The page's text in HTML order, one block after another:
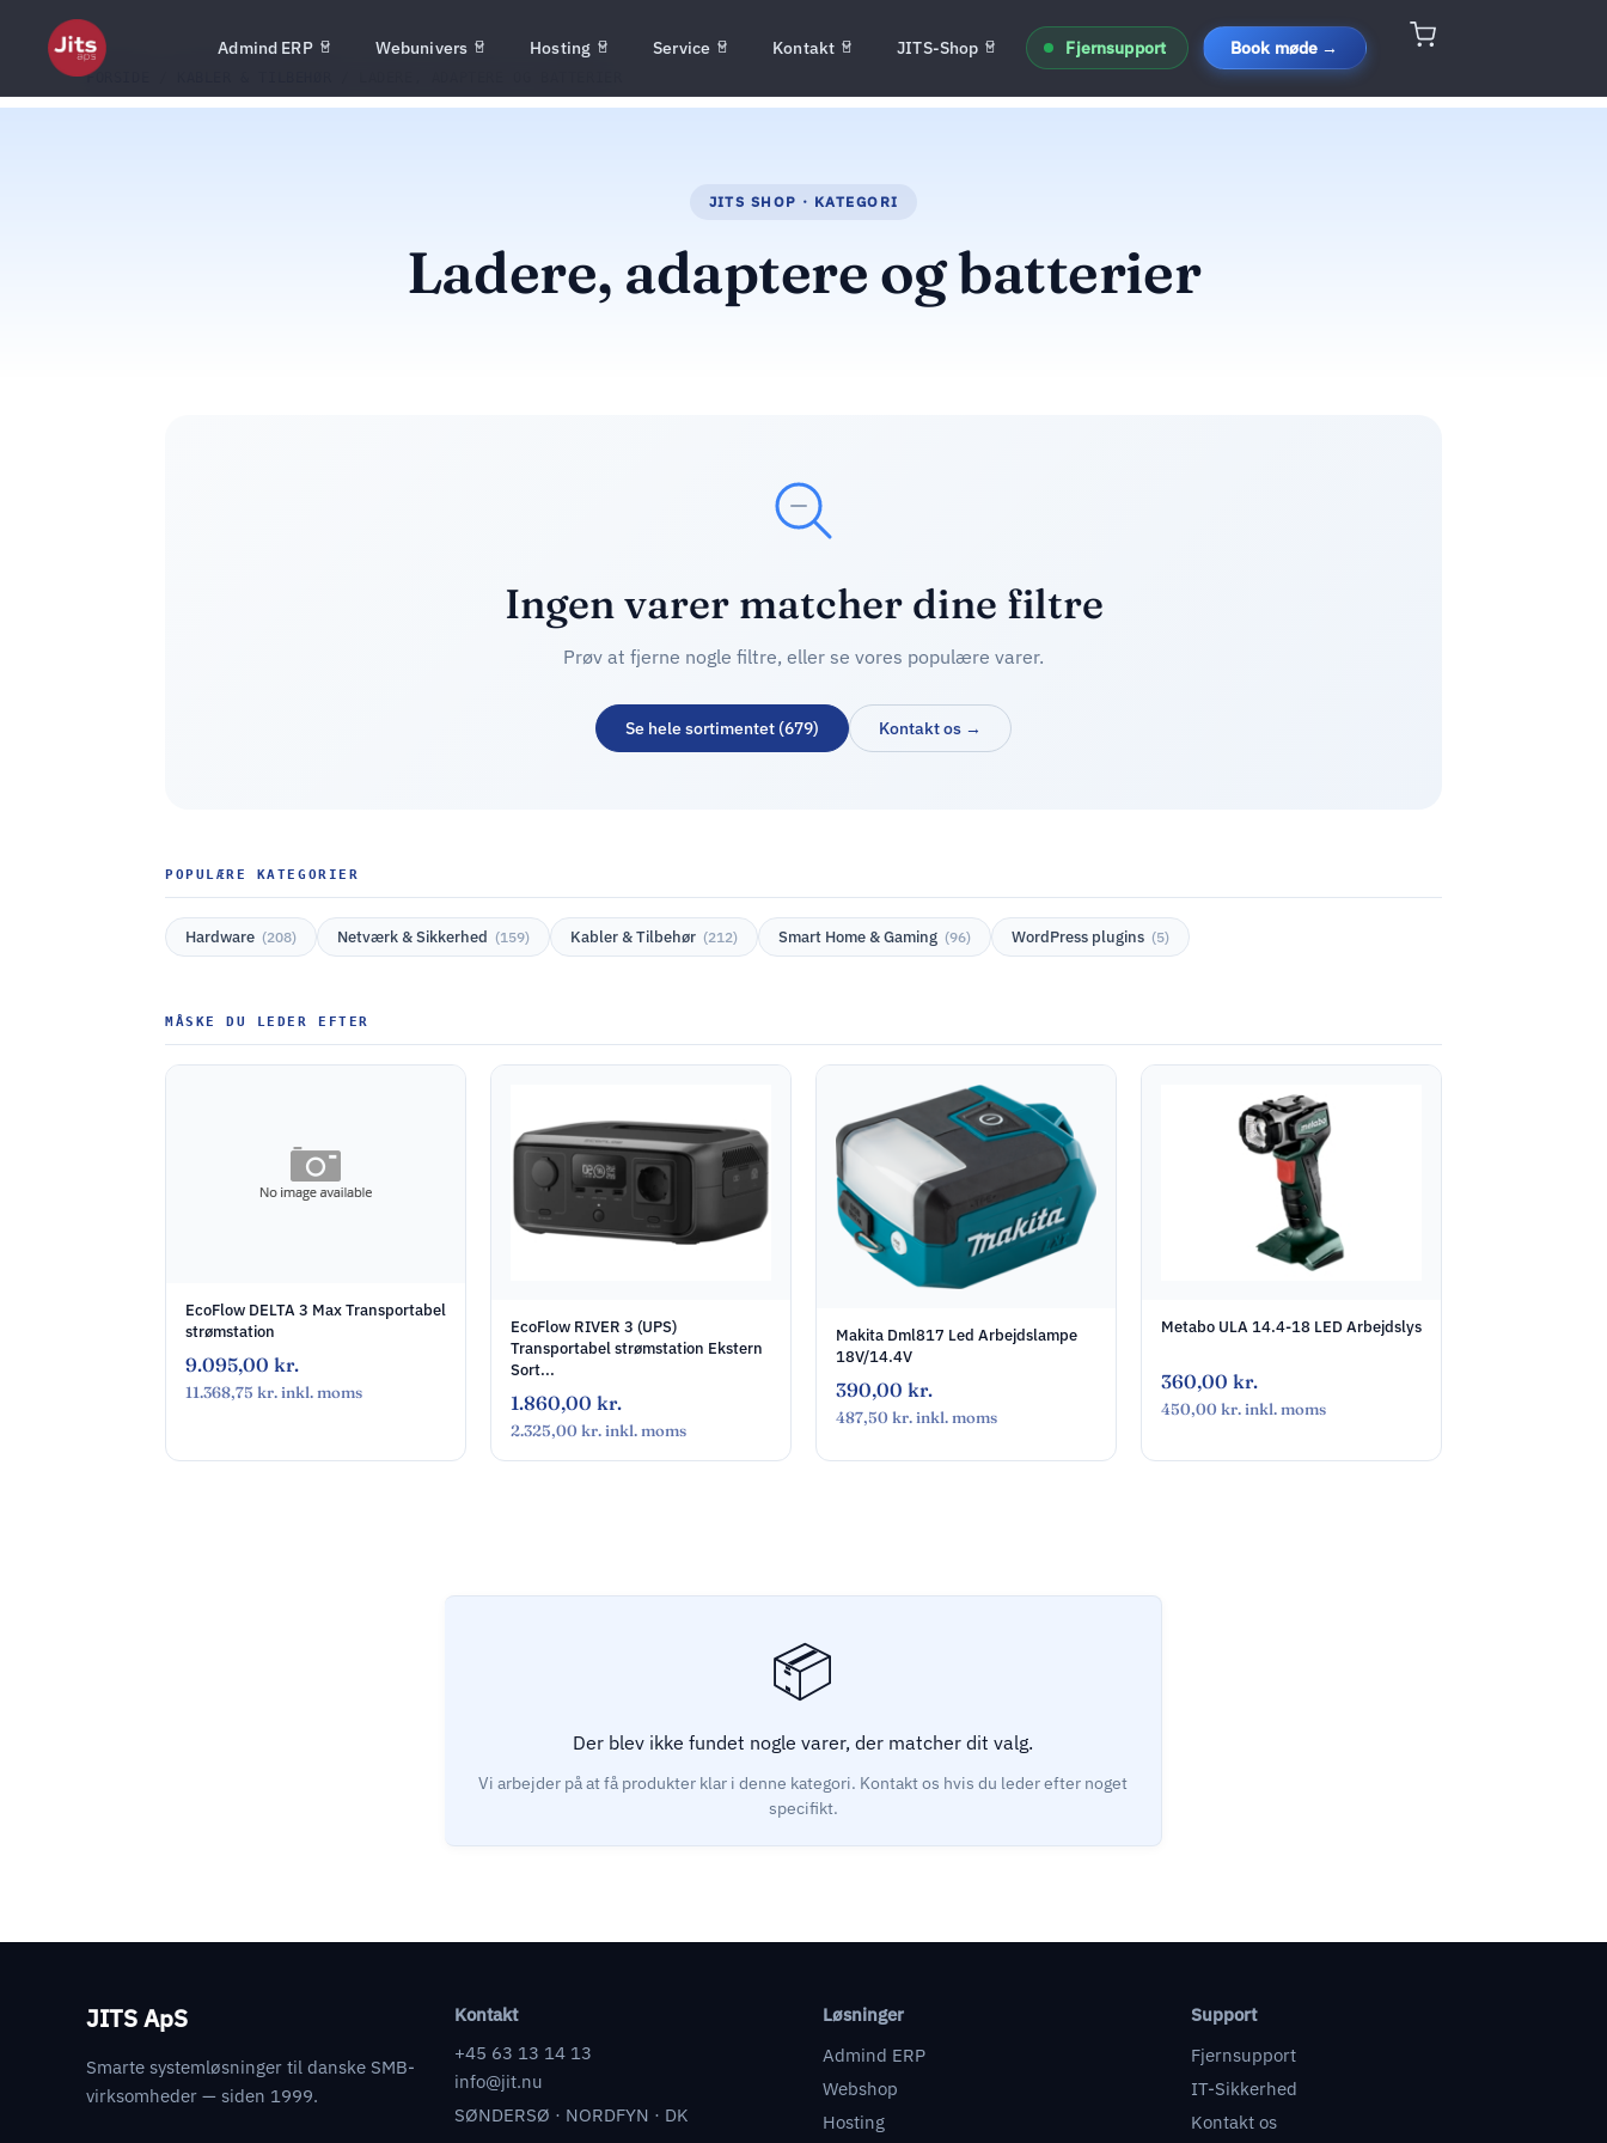
Admind ERP Webunivers Hosting Service Kontakt JITS-Shop Fjernsupport Book møde →
FORSIDE
Ladere, adaptere og batterier
Ingen varer matcher dine filtre
Prøv at fjerne nogle filtre, eller se vores populære varer.
Se hele sortimentet (679) Kontakt os →
POPULÆRE KATEGORIER
Hardware (208) Netværk & Sikkerhed (159) Kabler & Tilbehør (212) Smart Home & Gaming (96) WordPress plugins (5)
MÅSKE DU LEDER EFTER
EcoFlow DELTA 3 Max Transportabel
strømstation
9.095,00 kr.
11.368,75 kr.inkl. moms
EcoFlow RIVER 3 (UPS)
Transportabel strømstation Ekstern
Sort...
1.860,00 kr.
2.325,00 kr.inkl. moms
Makita Dml817 Led Arbejdslampe
18V/14.4V
390,00 kr.
487,50 kr.inkl. moms
Metabo ULA 14.4-18 LED Arbejdslys
360,00 kr.
450,00 kr.inkl. moms
Der blev ikke fundet nogle varer, der matcher dit valg.
JITS ApS
Smarte systemløsninger til danske SMB-
virksomheder — siden 1999.
Kontakt
+45 63 13 14 13
info@jit.nu
SØNDERSØ · NORDFYN · DK
Løsninger
Admind ERP
Webshop
Hosting
Support
Fjernsupport
IT-Sikkerhed
Kontakt os